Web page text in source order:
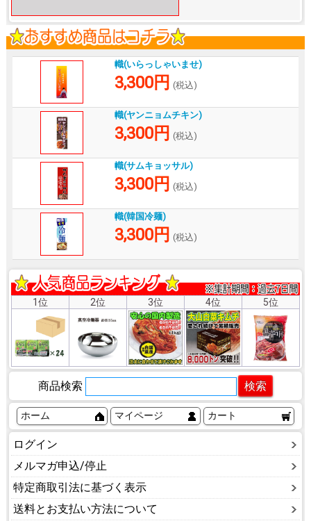
幟(いらっしゃいませ)
3,300円 (税込)
幟(ヤンニョムチキン)
3,300円 (税込)
幟(サムキョッサル)
3,300円 (税込)
幟(韓国冷麺)
3,300円 (税込)
1位 2位 3位 4位 5位
商品検索
ホーム マイページ カート
ログイン
メルマガ申込/停止
特定商取引法に基づく表示
送料とお支払い方法について